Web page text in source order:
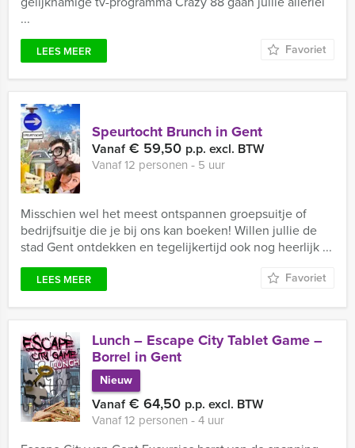
...
LEES MEER Favoriet
Speurtocht Brunch in Gent
Vanaf€ 59,50 p.p. excl. BTW
Vanaf 12 personen ‐ 5 uur
Misschien wel het meest ontspannen groepsuitje of
bedrijfsuitje die je bij ons kan boeken! Willen jullie de
stad Gent ontdekken en tegelijkertijd ook nog heerlijk ...
LEES MEER Favoriet
Lunch – Escape City Tablet Game –
Borrel in Gent
Nieuw
Vanaf€ 64,50 p.p. excl. BTW
Vanaf 12 personen ‐ 4 uur